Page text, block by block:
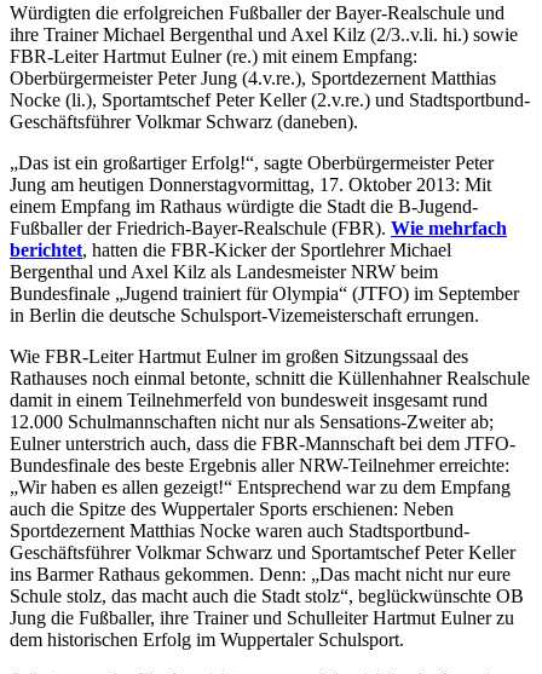
Würdigten die erfolgreichen Fußballer der Bayer-Realschule und
ihre Trainer Michael Bergenthal und Axel Kilz (2/3..v.li. hi.) sowie
FBR-Leiter Hartmut Eulner (re.) mit einem Empfang:
Oberbürgermeister Peter Jung (4.v.re.), Sportdezernent Matthias
Nocke (li.), Sportamtschef Peter Keller (2.v.re.) und Stadtsportbund-
Geschäftsführer Volkmar Schwarz (daneben).
„Das ist ein großartiger Erfolg!“, sagte Oberbürgermeister Peter
Jung am heutigen Donnerstagvormittag, 17. Oktober 2013: Mit
einem Empfang im Rathaus würdigte die Stadt die B-Jugend-
Fußballer der Friedrich-Bayer-Realschule (FBR). Wie mehrfach
berichtet, hatten die FBR-Kicker der Sportlehrer Michael
Bergenthal und Axel Kilz als Landesmeister NRW beim
Bundesfinale „Jugend trainiert für Olympia“ (JTFO) im September
in Berlin die deutsche Schulsport-Vizemeisterschaft errungen.
Wie FBR-Leiter Hartmut Eulner im großen Sitzungssaal des
Rathauses noch einmal betonte, schnitt die Küllenhahner Realschule
damit in einem Teilnehmerfeld von bundesweit insgesamt rund
12.000 Schulmannschaften nicht nur als Sensations-Zweiter ab;
Eulner unterstrich auch, dass die FBR-Mannschaft bei dem JTFO-
Bundesfinale des beste Ergebnis aller NRW-Teilnehmer erreichte:
„Wir haben es allen gezeigt!“ Entsprechend war zu dem Empfang
auch die Spitze des Wuppertaler Sports erschienen: Neben
Sportdezernent Matthias Nocke waren auch Stadtsportbund-
Geschäftsführer Volkmar Schwarz und Sportamtschef Peter Keller
ins Barmer Rathaus gekommen. Denn: „Das macht nicht nur eure
Schule stolz, das macht auch die Stadt stolz“, beglückwünschte OB
Jung die Fußballer, ihre Trainer und Schulleiter Hartmut Eulner zu
dem historischen Erfolg im Wuppertaler Schulsport.